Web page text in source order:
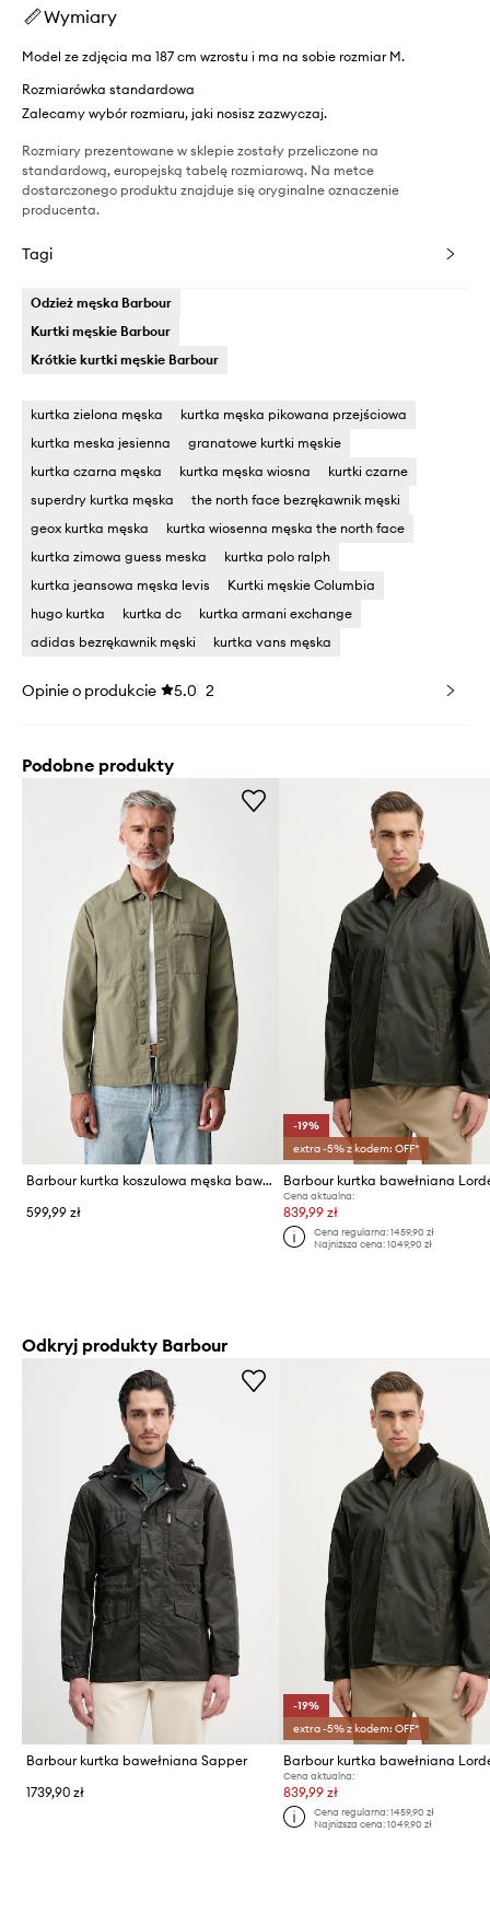
Wymiary
Model ze zdjęcia ma 187 cm wzrostu i ma na sobie rozmiar M.
Rozmiarówka standardowa
Zalecamy wybór rozmiaru, jaki nosisz zazwyczaj.
Rozmiary prezentowane w sklepie zostały przeliczone na
standardową, europejską tabelę rozmiarową. Na metce
dostarczonego produktu znajduje się oryginalne oznaczenie
producenta.
Tagi
Odzież męska Barbour
Kurtki męskie Barbour
Krótkie kurtki męskie Barbour
kurtka zielona męska
kurtka męska pikowana przejściowa
kurtka meska jesienna
granatowe kurtki męskie
kurtka czarna męska
kurtka męska wiosna
kurtki czarne
superdry kurtka męska
the north face bezrękawnik męski
geox kurtka męska
kurtka wiosenna męska the north face
kurtka zimowa guess meska
kurtka polo ralph
kurtka jeansowa męska levis
Kurtki męskie Columbia
hugo kurtka
kurtka dc
kurtka armani exchange
adidas bezrękawnik męski
kurtka vans męska
Opinie o produkcie 5.0 2
Podobne produkty
Barbour kurtka koszulowa męska bawełniana Sherburn
599,99 zł
-19%
extra -5% z kodem: OFF*
Barbour kurtka bawełniana
Cena aktualna:
839,99 zł
Cena regularna: 1459,90 zł
Najniższa cena: 1049,90 zł
Odkryj produkty Barbour
Barbour kurtka bawełniana Sapper
1739,90 zł
-19%
extra -5% z kodem: OFF*
Barbour kurtka bawełniana
Cena aktualna:
839,99 zł
Cena regularna: 1459,90 zł
Najniższa cena: 1049,90 zł